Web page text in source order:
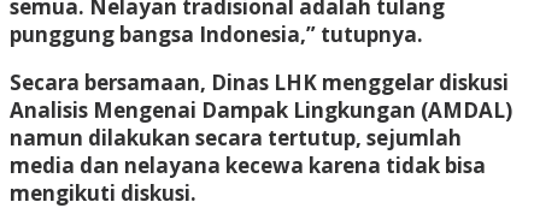
semua. Nelayan tradisional adalah tulang
punggung bangsa Indonesia,” tutupnya.
Secara bersamaan, Dinas LHK menggelar diskusi
Analisis Mengenai Dampak Lingkungan (AMDAL)
namun dilakukan secara tertutup, sejumlah
media dan nelayana kecewa karena tidak bisa
mengikuti diskusi.